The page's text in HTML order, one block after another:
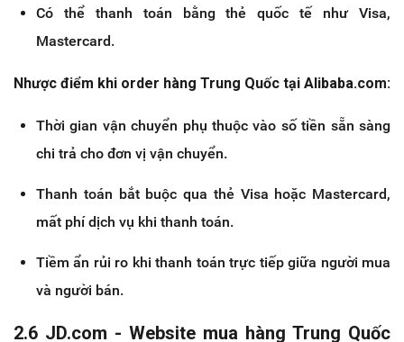
Có thể thanh toán bằng thẻ quốc tế như Visa,
Mastercard.
Nhược điểm khi order hàng Trung Quốc tại Alibaba.com:
Thời gian vận chuyển phụ thuộc vào số tiền sẵn sàng
chi trả cho đơn vị vận chuyển.
Thanh toán bắt buộc qua thẻ Visa hoặc Mastercard,
mất phí dịch vụ khi thanh toán.
Tiềm ẩn rủi ro khi thanh toán trực tiếp giữa người mua
và người bán.
2.6 JD.com - Website mua hàng Trung Quốc